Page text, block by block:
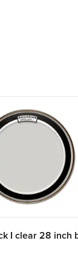
I clear 28 inch